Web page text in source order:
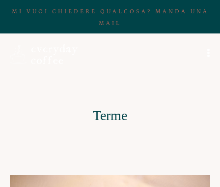
MI VUOI CHIEDERE QUALCOSA? MANDA UNA
MAIL
Terme